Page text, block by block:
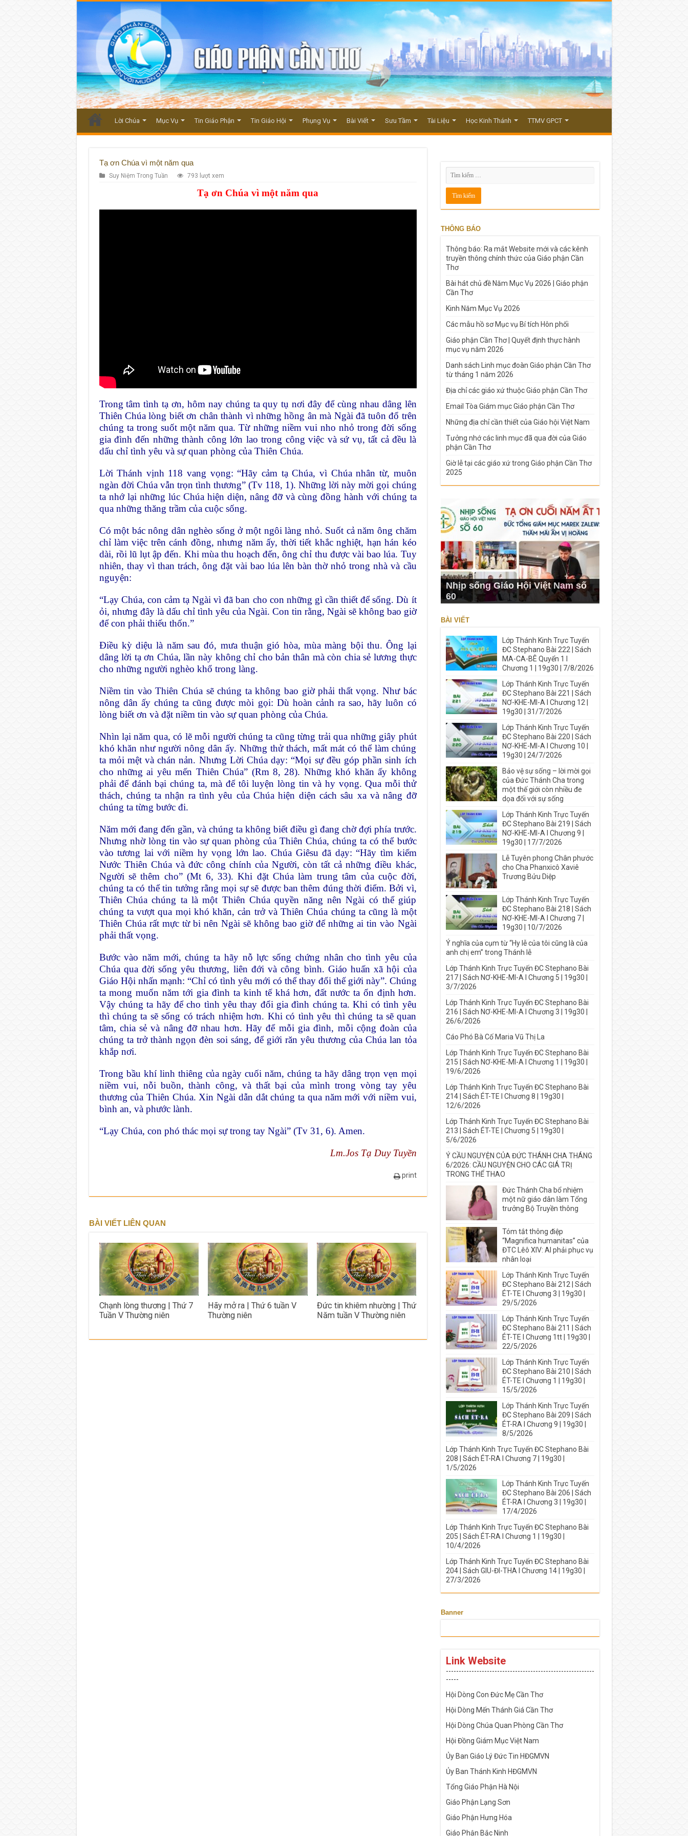
Lời Chúa Mục Vụ Tin Giáo Phận Tin Giáo Hội Phụng Vụ Bài Viết Sưu Tầm Tài Liệu Học Kinh Thánh TTMV GPCT
Tạ ơn Chúa vì một năm qua
Suy Niệm Trong Tuần 793 lượt xem
Tạ ơn Chúa vì một năm qua
Trong tâm tình tạ ơn, hôm nay chúng ta quy tụ nơi đây để cùng nhau dâng lên
Thiên Chúa lòng biết ơn chân thành vì những hồng ân mà Ngài đã tuôn đổ trên
chúng ta trong suốt một năm qua. Từ những niềm vui nho nhỏ trong đời sống
gia đình đến những thành công lớn lao trong công việc và sứ vụ, tất cả đều là
dấu chỉ tình yêu và sự quan phòng của Thiên Chúa.
Lời Thánh vịnh 118 vang vọng: “Hãy cảm tạ Chúa, vì Chúa nhân từ, muôn
ngàn đời Chúa vẫn trọn tình thương” (Tv 118, 1). Những lời này mời gọi chúng
ta nhớ lại những lúc Chúa hiện diện, nâng đỡ và cùng đồng hành với chúng ta
qua những thăng trầm của cuộc sống.
Có một bác nông dân nghèo sống ở một ngôi làng nhỏ. Suốt cả năm ông chăm
chỉ làm việc trên cánh đồng, nhưng năm ấy, thời tiết khắc nghiệt, hạn hán kéo
dài, rồi lũ lụt ập đến. Khi mùa thu hoạch đến, ông chỉ thu được vài bao lúa. Tuy
nhiên, thay vì than trách, ông đặt vài bao lúa lên bàn thờ nhỏ trong nhà và cầu
nguyện:
“Lạy Chúa, con cảm tạ Ngài vì đã ban cho con những gì cần thiết để sống. Dù ít
ỏi, nhưng đây là dấu chỉ tình yêu của Ngài. Con tin rằng, Ngài sẽ không bao giờ
để con phải thiếu thốn.”
Điều kỳ diệu là năm sau đó, mưa thuận gió hòa, mùa màng bội thu. Ông lại
dâng lời tạ ơn Chúa, lần này không chỉ cho bản thân mà còn chia sẻ lương thực
cho những người nghèo khổ trong làng.
Niềm tin vào Thiên Chúa sẽ chúng ta không bao giờ phải thất vọng. Như bác
nông dân ấy chúng ta cũng được mòi gọi: Dù hoàn cảnh ra sao, hãy luôn có
lòng biết ơn và đặt niềm tin vào sự quan phòng của Chúa.
Nhìn lại năm qua, có lẽ mỗi người chúng ta cũng từng trải qua những giây phút
khó khăn như người nông dân ấy. Những thử thách, mất mát có thể làm chúng
ta mỏi mệt và chán nản. Nhưng Lời Chúa dạy: “Mọi sự đều góp phần sinh ích
cho những ai yêu mến Thiên Chúa” (Rm 8, 28). Những khó khăn ấy không
phải để đánh bại chúng ta, mà để tôi luyện lòng tin và hy vọng. Qua mỗi thử
thách, chúng ta nhận ra tình yêu của Chúa hiện diện cách sâu xa và nâng đỡ
chúng ta từng bước đi.
Năm mới đang đến gần, và chúng ta không biết điều gì đang chờ đợi phía trước.
Nhưng nhờ lòng tin vào sự quan phòng của Thiên Chúa, chúng ta có thể bước
vào tương lai với niềm hy vọng lớn lao. Chúa Giêsu đã dạy: “Hãy tìm kiếm
Nước Thiên Chúa và đức công chính của Người, còn tất cả những điều khác,
Người sẽ thêm cho” (Mt 6, 33). Khi đặt Chúa làm trung tâm của cuộc đời,
chúng ta có thể tin tưởng rằng mọi sự sẽ được ban thêm đúng thời điểm. Bởi vì,
Thiên Chúa chúng ta là một Thiên Chúa quyền năng nên Ngài có thể giúp
chúng ta vượt qua mọi khó khăn, cản trở và Thiên Chúa chúng ta cũng là một
Thiên Chúa rất mực từ bi nên Ngài sẽ không bao giờ để những ai tin vào Ngài
phải thất vọng.
Bước vào năm mới, chúng ta hãy nỗ lực sống chứng nhân cho tình yêu của
Chúa qua đời sống yêu thương, liên đới và công bình. Giáo huấn xã hội của
Giáo Hội nhấn mạnh: “Chỉ có tình yêu mới có thể thay đổi thế giới này”. Chúng
ta mong muốn năm tới gia đình ta kinh tế khá hơn, đất nước ta ổn định hơn.
Vậy chúng ta hãy để cho tình yêu thay đổi gia đình chúng ta. Khi có tình yêu
thì chúng ta sẽ sống có trách nhiệm hơn. Khi có tình yêu thì chúng ta sẽ quan
tâm, chia sẻ và nâng đỡ nhau hơn. Hãy để mỗi gia đình, mỗi cộng đoàn của
chúng ta trở thành ngọn đèn soi sáng, để giới răn yêu thương của Chúa lan tỏa
khắp nơi.
Trong bầu khí linh thiêng của ngày cuối năm, chúng ta hãy dâng trọn vẹn mọi
niềm vui, nỗi buồn, thành công, và thất bại của mình trong vòng tay yêu
thương của Thiên Chúa. Xin Ngài dẫn dắt chúng ta qua năm mới với niềm vui,
bình an, và phước lành.
“Lạy Chúa, con phó thác mọi sự trong tay Ngài” (Tv 31, 6). Amen.
Lm.Jos Tạ Duy Tuyền
print
BÀI VIẾT LIÊN QUAN
Chạnh lòng thương | Thứ 7
Tuần V Thường niên
Hãy mở ra | Thứ 6 tuần V
Thường niên
Đức tin khiêm nhường | Thứ
Năm tuần V Thường niên
THÔNG BÁO
Thông báo: Ra mắt Website mới và các kênh
truyền thông chính thức của Giáo phận Cần
Thơ
Bài hát chủ đề Năm Mục Vụ 2026 | Giáo phận
Cần Thơ
Kinh Năm Mục Vụ 2026
Các mẫu hồ sơ Mục vụ Bí tích Hôn phối
Giáo phận Cần Thơ | Quyết định thực hành
mục vụ năm 2026
Danh sách Linh mục đoàn Giáo phận Cần Thơ
từ tháng 1 năm 2026
Địa chỉ các giáo xứ thuộc Giáo phận Cần Thơ
Email Tòa Giám mục Giáo phận Cần Thơ
Những địa chỉ cần thiết của Giáo hội Việt Nam
Tưởng nhớ các linh mục đã qua đời của Giáo
phận Cần Thơ
Giờ lễ tại các giáo xứ trong Giáo phận Cần Thơ
2025
Nhịp sống Giáo Hội Việt Nam số
60
BÀI VIẾT
Lớp Thánh Kinh Trực Tuyến
ĐC Stephano Bài 222 | Sách
MA-CA-BÊ Quyển 1 I
Chương 1 | 19g30 | 7/8/2026
Lớp Thánh Kinh Trực Tuyến
ĐC Stephano Bài 221 | Sách
NƠ-KHE-MI-A I Chương 12 |
19g30 | 31/7/2026
Lớp Thánh Kinh Trực Tuyến
ĐC Stephano Bài 220 | Sách
NƠ-KHE-MI-A I Chương 10 |
19g30 | 24/7/2026
Bảo vệ sự sống – lời mời gọi
của Đức Thánh Cha trong
một thế giới còn nhiều đe
dọa đối với sự sống
Lớp Thánh Kinh Trực Tuyến
ĐC Stephano Bài 219 | Sách
NƠ-KHE-MI-A I Chương 9 |
19g30 | 17/7/2026
Lễ Tuyên phong Chân phước
cho Cha Phanxicô Xaviê
Trương Bửu Diệp
Lớp Thánh Kinh Trực Tuyến
ĐC Stephano Bài 218 | Sách
NƠ-KHE-MI-A I Chương 7 |
19g30 | 10/7/2026
Ý nghĩa của cụm từ “Hy lễ của tôi cũng là của
anh chị em” trong Thánh lễ
Lớp Thánh Kinh Trực Tuyến ĐC Stephano Bài
217 | Sách NƠ-KHE-MI-A I Chương 5 | 19g30 |
3/7/2026
Lớp Thánh Kinh Trực Tuyến ĐC Stephano Bài
216 | Sách NƠ-KHE-MI-A I Chương 3 | 19g30 |
26/6/2026
Cáo Phó Bà Cố Maria Vũ Thị La
Lớp Thánh Kinh Trực Tuyến ĐC Stephano Bài
215 | Sách NƠ-KHE-MI-A I Chương 1 | 19g30 |
19/6/2026
Lớp Thánh Kinh Trực Tuyến ĐC Stephano Bài
214 | Sách ÉT-TE I Chương 8 | 19g30 |
12/6/2026
Lớp Thánh Kinh Trực Tuyến ĐC Stephano Bài
213 | Sách ÉT-TE | Chương 5 | 19g30 |
5/6/2026
Ý CẦU NGUYỆN CỦA ĐỨC THÁNH CHA THÁNG
6/2026: CẦU NGUYỆN CHO CÁC GIÁ TRỊ
TRONG THỂ THAO
Đức Thánh Cha bổ nhiệm
một nữ giáo dân làm Tổng
trưởng Bộ Truyền thông
Tóm tắt thông điệp
“Magnifica humanitas” của
ĐTC Lêô XIV: AI phải phục vụ
nhân loại
Lớp Thánh Kinh Trực Tuyến
ĐC Stephano Bài 212 | Sách
ÉT-TE I Chương 3 | 19g30 |
29/5/2026
Lớp Thánh Kinh Trực Tuyến
ĐC Stephano Bài 211 | Sách
ÉT-TE I Chương 1tt | 19g30 |
22/5/2026
Lớp Thánh Kinh Trực Tuyến
ĐC Stephano Bài 210 | Sách
ÉT-TE I Chương 1 | 19g30 |
15/5/2026
Lớp Thánh Kinh Trực Tuyến
ĐC Stephano Bài 209 | Sách
ÉT-RA I Chương 9 | 19g30 |
8/5/2026
Lớp Thánh Kinh Trực Tuyến ĐC Stephano Bài
208 | Sách ÉT-RA I Chương 7 | 19g30 |
1/5/2026
Lớp Thánh Kinh Trực Tuyến
ĐC Stephano Bài 206 | Sách
ÉT-RA I Chương 3 | 19g30 |
17/4/2026
Lớp Thánh Kinh Trực Tuyến ĐC Stephano Bài
205 | Sách ÉT-RA I Chương 1 | 19g30 |
10/4/2026
Lớp Thánh Kinh Trực Tuyến ĐC Stephano Bài
204 | Sách GIU-ĐI-THA I Chương 14 | 19g30 |
27/3/2026
Banner
Link Website
----------------------------------------------------------
-----
Hội Dòng Con Đức Mẹ Cần Thơ
Hội Dòng Mến Thánh Giá Cần Thơ
Hội Dòng Chúa Quan Phòng Cần Thơ
Hội Đồng Giám Mục Việt Nam
Ủy Ban Giáo Lý Đức Tin HĐGMVN
Ủy Ban Thánh Kinh HĐGMVN
Tổng Giáo Phận Hà Nội
Giáo Phận Lạng Sơn
Giáo Phận Hưng Hóa
Giáo Phận Bắc Ninh